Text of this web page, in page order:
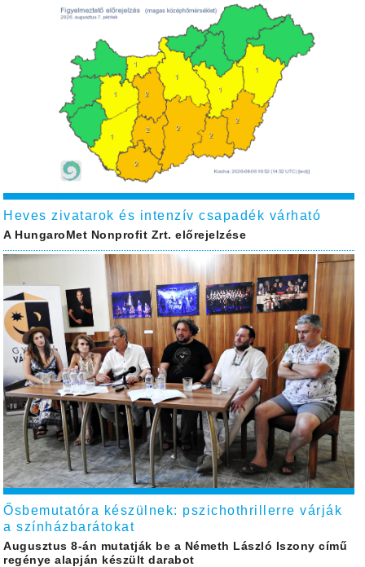
Heves zivatarok és intenzív csapadék várható
A HungaroMet Nonprofit Zrt. előrejelzése
Ősbemutatóra készülnek: pszichothrillerre várják
a színházbarátokat
Augusztus 8-án mutatják be a Németh László Iszony című
regénye alapján készült darabot